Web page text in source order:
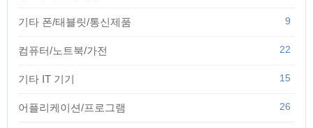
기타 폰/태블릿/통신제품 9
컴퓨터/노트북/가전 22
기타 IT 기기 15
어플리케이션/프로그램 26